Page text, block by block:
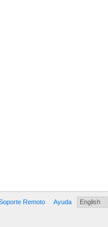
Remoto Ayuda